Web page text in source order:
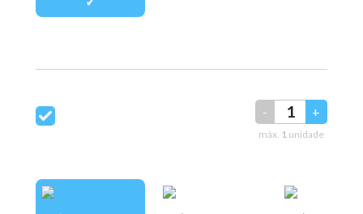
- +
máx. 1 unidade